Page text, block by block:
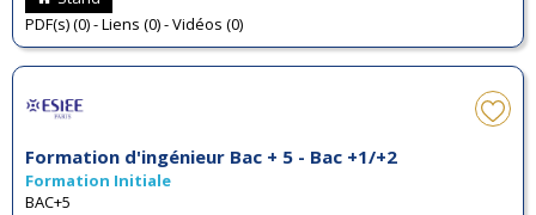
PDF(s) (0) - Liens (0) - Vidéos (0)
Formation d'ingénieur Bac + 5 - Bac +1/+2
Formation Initiale
BAC+5